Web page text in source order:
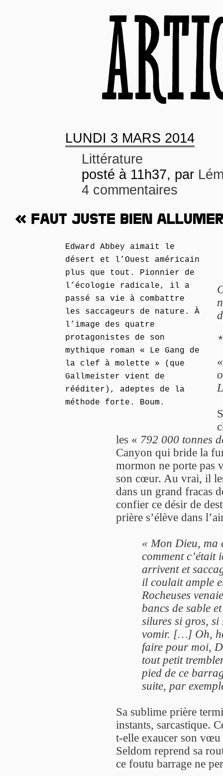
LUNDI 3 MARS 2014
Littérature
posté à 11h37, par
4 commentaires
« FAUT JUSTE BIEN
Edward Abbey aimait le
désert et l’Ouest américain
plus que tout. Pionnier de
l’écologie radicale, il a
passé sa vie à combattre
les saccageurs de nature. À
l’image des quatre
protagonistes de son
mythique roman « Le Gang de
la clef à molette » (que
Gallmeister vient de
rééditer), adeptes de la
méthode forte. Boum.
les « 792 000 tonnes
Canyon qui bride la
mormon ne porte pas
son cœur. Au vrai, il
dans un grand fracas
confier ce désir de
prière s’élève dans
« Mon Dieu, ma
comment c’était
arrivent et
il coulait ample
Rocheuses
bancs de sable
silures si gros,
vomir. […] Oh,
faire pour moi,
tout petit
pied de ce
suite, par
Sa sublime prière
instants, sarcastique.
t-elle exaucer son vœu
Seldom reprend sa
ce foutu barrage ne